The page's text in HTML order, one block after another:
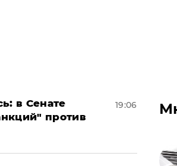
в Сенате
против
19:06